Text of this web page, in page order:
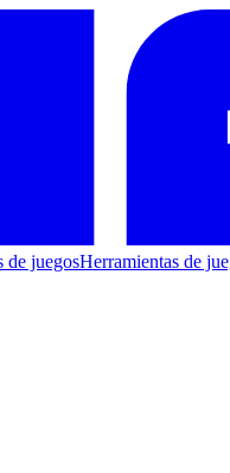
de juegosHerramientas de